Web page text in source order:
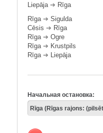
Liepāja➔ Rīga
Rīga➔ Sigulda
Cēsis ➔ Rīga
Rīga➔ Ogre
Rīga➔ Krustpils
Rīga➔ Liepāja
Начальная остановка: